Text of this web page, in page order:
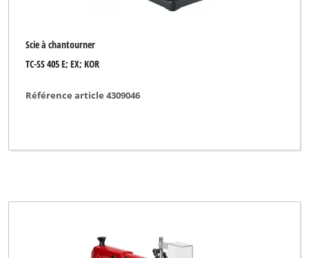
Scie à chantourner
TC-SS 405 E; EX; KOR
Référence article 4309046